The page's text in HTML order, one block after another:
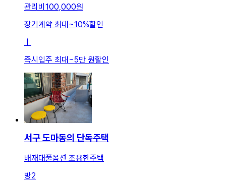
관리비 100,000원
장기계약 최대~10%할인
ㅣ
즉시입주 최대~5만 원할인
서구 도마동의 단독주택
배재대풀옵션 조용한주택
방2